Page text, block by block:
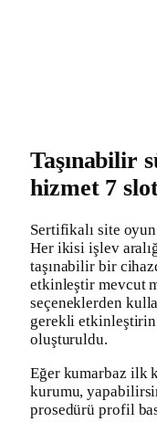
Taşınabilir
hizmet 7
Sertifikalı site
Her ikisi işlev
taşınabilir bir
etkinleştir mevcut
seçeneklerden
gerekli
oluşturuldu.
Eğer kumarbaz ilk
kurumu,
prosedürü profil